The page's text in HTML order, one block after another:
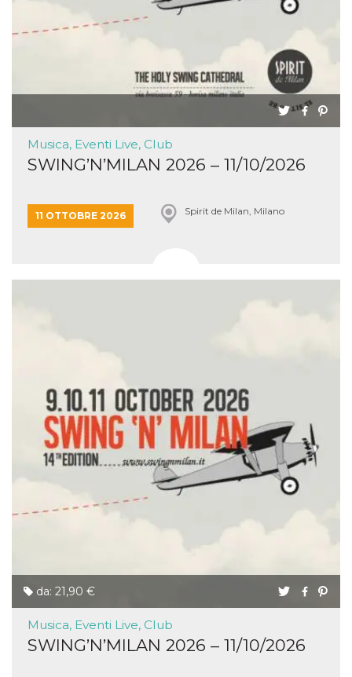
Musica, Eventi Live, Club
SWING’N’MILAN 2026 – 11/10/2026
11 OTTOBRE 2026 Spirit de Milan, Milano
da: 21,90 €
Musica, Eventi Live, Club
SWING’N’MILAN 2026 – 11/10/2026